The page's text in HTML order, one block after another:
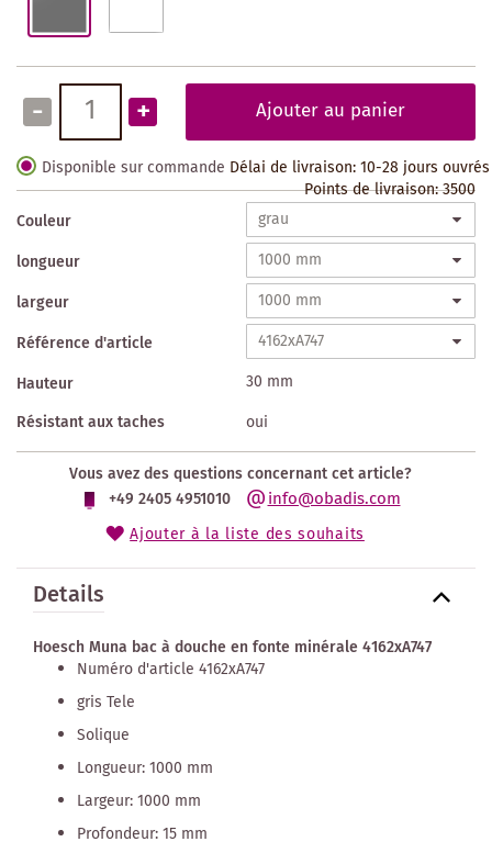
- + Ajouter au panier
Disponible sur commande Délai de livraison: 10-28 jours ouvrés
Points de livraison:3500
Couleur
longueur
largeur
Référence d'article
Hauteur
30 mm
Résistant aux taches
oui
Vous avez des questions concernant cet article?
+49 2405 4951010
info@obadis.com
Ajouter à la liste des souhaits
Details
Hoesch Muna bac à douche en fonte minérale 4162xA747
Numéro d'article 4162xA747
gris Tele
Solique
Longueur: 1000 mm
Largeur: 1000 mm
Profondeur: 15 mm